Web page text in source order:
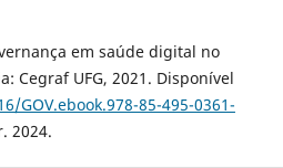
em saúde digital no
Cegraf UFG, 2021. Disponível
GOV.ebook.978-85-495-0361-
2024.